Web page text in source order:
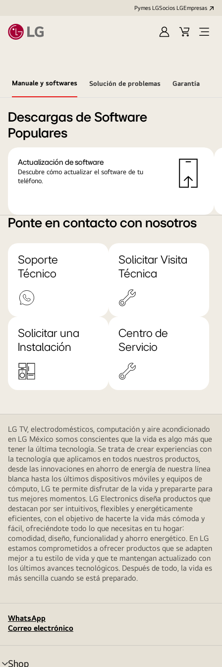
Pymes LGSocios LGEmpresas
IniciarCarritoOpen
Manuale y softwares Solución de problemas Garantía
Descargas de Software
Populares
Actualización de software
Descubre cómo actualizar el software de tu
teléfono.
Ponte en contacto con nosotros
Soporte
Técnico
Solicitar Visita
Técnica
Solicitar una
Instalación
Centro de
Servicio
LG TV, electrodomésticos, computación y aire acondicionado
en LG México somos conscientes que la vida es algo más que
tener la última tecnología. Se trata de crear experiencias con
la tecnología que aplicamos en todos nuestros productos,
desde las innovaciones en ahorro de energía de nuestra línea
blanca hasta los últimos dispositivos móviles y equipos de
cómputo, LG te permite disfrutar de la vida y prepararte para
tus mejores momentos. LG Electronics diseña productos que
destacan por ser intuitivos, flexibles y energéticamente
eficientes, con el objetivo de hacerte la vida más cómoda y
fácil, ofreciéndote todo lo que necesitas en tu hogar:
comodidad, diseño, funcionalidad y ahorro energético. En LG
estamos comprometidos a ofrecer productos que se adapten
mejor a tu estilo de vida y que te mantengan actualizado con
los últimos avances tecnológicos. Después de todo, la vida es
más sencilla cuando se está preparado.
WhatsApp
Correo electrónico
Shop